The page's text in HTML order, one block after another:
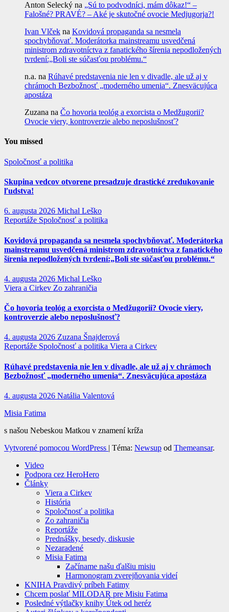
Anton Selecký na „Sú to podvodníci, mám dôkaz!“ –
Falošné? PRAVÉ? – Aké je skutočné ovocie Medjugorja?!
Ivan Vlček na Kovidová propaganda sa nesmela
spochybňovať. Moderátorka mainstreamu usvedčená
ministrom zdravotníctva z fanatického šírenia nepodložených
tvrdení:„Boli ste súčasťou problému.“
n.a. na Rúhavé predstavenia nie len v divadle, ale už aj v
chrámoch Bezbožnosť „moderného umenia“. Znesväcujúca
apostáza
Zuzana na Čo hovoria teológ a exorcista o Medžugorii?
Ovocie viery, kontroverzie alebo neposlušnosť?
You missed
Spoločnosť a politika
Skupina vedcov otvorene presadzuje drastické zredukovanie
ľudstva!
6. augusta 2026 Michal Leško
Reportáže Spoločnosť a politika
Kovidová propaganda sa nesmela spochybňovať. Moderátorka
mainstreamu usvedčená ministrom zdravotníctva z fanatického
šírenia nepodložených tvrdení:„Boli ste súčasťou problému.“
4. augusta 2026 Michal Leško
Viera a Cirkev Zo zahraničia
Čo hovoria teológ a exorcista o Medžugorii? Ovocie viery,
kontroverzie alebo neposlušnosť?
4. augusta 2026 Zuzana Šnajderová
Reportáže Spoločnosť a politika Viera a Cirkev
Rúhavé predstavenia nie len v divadle, ale už aj v chrámoch
Bezbožnosť „moderného umenia“. Znesväcujúca apostáza
4. augusta 2026 Natália Valentová
Misia Fatima
s našou Nebeskou Matkou v znamení kríža
Vytvorené pomocou WordPress | Téma: Newsup od Themeansar.
Video
Podpora cez HeroHero
Články
Viera a Cirkev
História
Spoločnosť a politika
Zo zahraničia
Reportáže
Prednášky, besedy, diskusie
Nezaradené
Misia Fatima
Začíname našu ďalšiu misiu
Harmonogram zverejňovania videí
KNIHA Pravdivý príbeh Fatimy
Chcem poslať MILODAR pre Misiu Fatima
Posledné výtlačky knihy Útek od heréz